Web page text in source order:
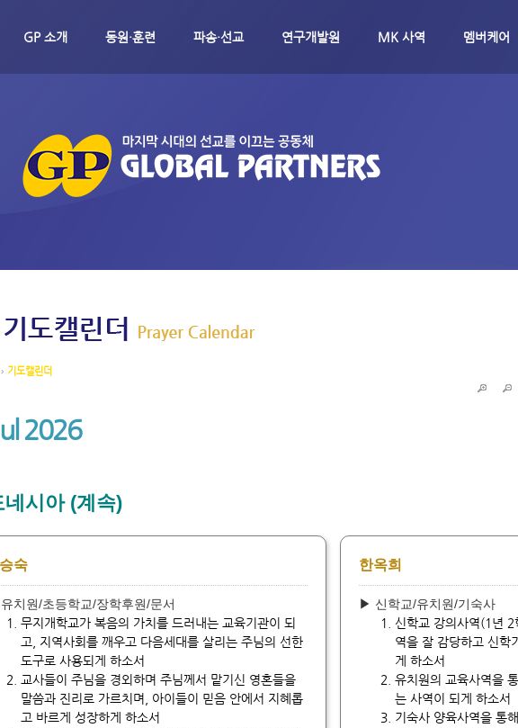
GP 소개 동원·훈련 파송·선교 연구개발원 MK 사역 멤버케어
› 기도캘린더
2026
네시아 (계속)
숙
치원/초등학교/장학후원/문서
무지개학교가 복음의 가치를 드러내는 교육기관이 되
고, 지역사회를 깨우고 다음세대를 살리는 주님의 선한
도구로 사용되게 하소서
교사들이 주님을 경외하며 주님께서 맡기신 영혼들을
말씀과 진리로 가르치며, 아이들이 믿음 안에서 지혜롭
고 바르게 성장하게 하소서
한옥희
▶ 신학교/유치원/기숙사
신학교 강의사역(1년
역을 잘 감당하고 신학
게 하소서
유치원의 교육사역을
는 사역이 되게 하소서
기숙사 양육사역을 통